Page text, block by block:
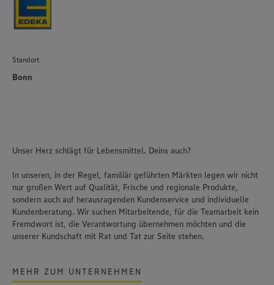
Standort
Bonn
Unser Herz schlägt für Lebensmittel. Deins auch?
In unseren, in der Regel, familiär geführten Märkten legen wir nicht
nur großen Wert auf Qualität, Frische und regionale Produkte,
sondern auch auf herausragenden Kundenservice und individuelle
Kundenberatung. Wir suchen Mitarbeitende, für die Teamarbeit kein
Fremdwort ist, die Verantwortung übernehmen möchten und die
unserer Kundschaft mit Rat und Tat zur Seite stehen.
MEHR ZUM UNTERNEHMEN